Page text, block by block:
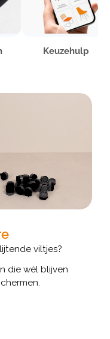
Keuzehulp
viltjes?
die wél blijven